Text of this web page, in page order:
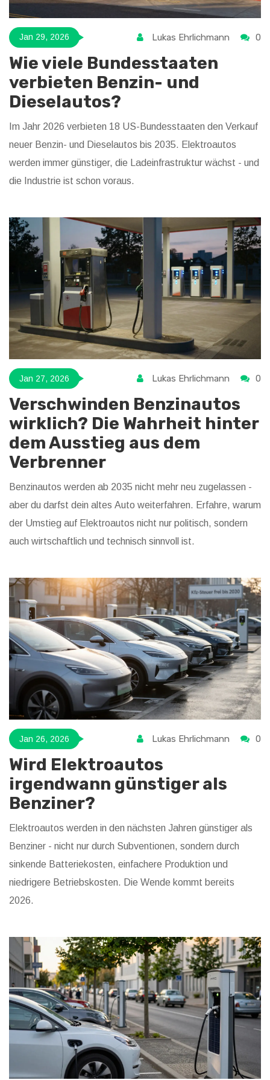
Jan 29, 2026 Lukas Ehrlichmann 0
Wie viele Bundesstaaten
verbieten Benzin- und
Dieselautos?
Im Jahr 2026 verbieten 18 US-Bundesstaaten den Verkauf
neuer Benzin- und Dieselautos bis 2035. Elektroautos
werden immer günstiger, die Ladeinfrastruktur wächst - und
die Industrie ist schon voraus.
Jan 27, 2026 Lukas Ehrlichmann 0
Verschwinden Benzinautos
wirklich? Die Wahrheit hinter
dem Ausstieg aus dem
Verbrenner
Benzinautos werden ab 2035 nicht mehr neu zugelassen -
aber du darfst dein altes Auto weiterfahren. Erfahre, warum
der Umstieg auf Elektroautos nicht nur politisch, sondern
auch wirtschaftlich und technisch sinnvoll ist.
Jan 26, 2026 Lukas Ehrlichmann 0
Wird Elektroautos
irgendwann günstiger als
Benziner?
Elektroautos werden in den nächsten Jahren günstiger als
Benziner - nicht nur durch Subventionen, sondern durch
sinkende Batteriekosten, einfachere Produktion und
niedrigere Betriebskosten. Die Wende kommt bereits
2026.